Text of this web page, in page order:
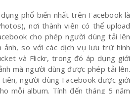
phổ biến nhất trên Facebook là
nơi thành viên có thể upload
cho phép người dùng tải lên
ảnh, so với các dịch vụ lưu trữ hình
và Flickr, trong đó áp dụng giới
mà người dùng được phép tải lên.
người dùng Facebook được giới
mỗi album. Tính đến tháng 5 năm